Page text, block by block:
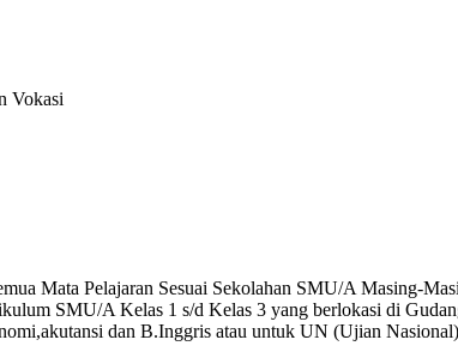
Vokasi
Mata Pelajaran Sesuai Sekolahan SMU/A Masing-
SMU/A Kelas 1 s/d Kelas 3 yang berlokasi di
dan B.Inggris atau untuk UN (Ujian